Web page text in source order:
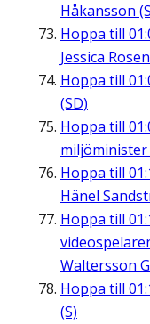
Håkansson
Hoppa till
Jessica
Hoppa till
(SD)
Hoppa till
Hoppa till
Hänel
Hoppa till
Waltersson
Hoppa till
(S)